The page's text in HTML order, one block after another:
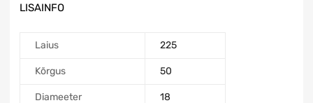
LISAINFO
Laius 225
Kõrgus 50
Diameeter 18